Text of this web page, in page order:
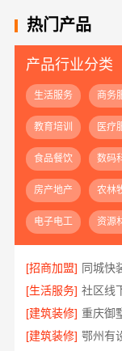
热门产品
产品行业分类
生活服务 商务
教育培训 医疗
食品餐饮 数码
房产地产 农林
电子电工 资源
[招商加盟] 同城快
[生活服务]
[建筑装修] 重庆御
[建筑装修]